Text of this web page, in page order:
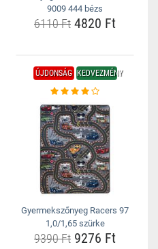
9009 444 bézs
6110 Ft 4820 Ft
ÚJDONSÁG KEDVEZMÉNY
Gyermekszőnyeg Racers 97
1,0/1,65 szürke
9390 Ft 9276 Ft